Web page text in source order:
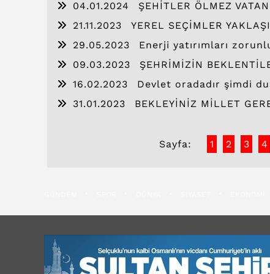
04.01.2024
ŞEHİTLER ÖLMEZ
21.11.2023
YEREL SEÇİMLER
29.05.2023
Enerji yatırımları
09.03.2023
ŞEHRİMİZİN
16.02.2023
Devlet oradadır şimdi
31.01.2023
BEKLEYİNİZ MİLLET
Sayfa: 1 2 3 4